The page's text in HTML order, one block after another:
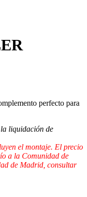
perfecto para
liquidación de
el montaje. El precio
a la Comunidad de
de Madrid, consultar